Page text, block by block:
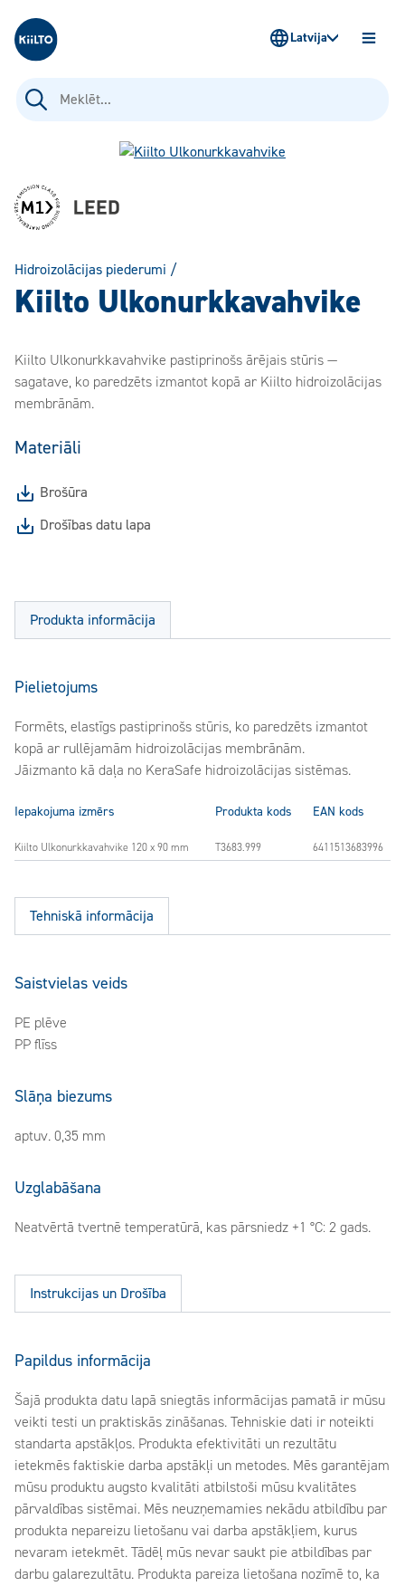
Kiilto Latvija
Meklēt:
Latvija
Hidroizolācijas piederumi /
Kiilto Ulkonurkkavahvike
Kiilto Ulkonurkkavahvike pastiprinošs ārējais stūris —
sagatave, ko paredzēts izmantot kopā ar Kiilto hidroizolācijas
membrānām.
Materiāli
Brošūra
Drošības datu lapa
Produkta informācija
Pielietojums
Formēts, elastīgs pastiprinošs stūris, ko paredzēts izmantot
kopā ar rullējamām hidroizolācijas membrānām.
Jāizmanto kā daļa no KeraSafe hidroizolācijas sistēmas.
Iepakojuma izmērs Produkta kods EAN kods
Kiilto Ulkonurkkavahvike 120 x 90 mm T3683.999 6411513683996
Tehniskā informācija
Saistvielas veids
PE plēve
PP flīss
Slāņa biezums
aptuv. 0,35 mm
Uzglabāšana
Neatvērtā tvertnē temperatūrā, kas pārsniedz +1 °C: 2 gads.
Instrukcijas un Drošība
Papildus informācija
Šajā produkta datu lapā sniegtās informācijas pamatā ir mūsu
veikti testi un praktiskās zināšanas. Tehniskie dati ir noteikti
standarta apstākļos. Produkta efektivitāti un rezultātu
ietekmēs faktiskie darba apstākļi un metodes. Mēs garantējam
mūsu produktu augsto kvalitāti atbilstoši mūsu kvalitātes
pārvaldības sistēmai. Mēs neuzņemamies nekādu atbildību par
produkta nepareizu lietošanu vai darba apstākļiem, kurus
nevaram ietekmēt. Tādēļ mūs nevar saukt pie atbildības par
darbu galarezultātu. Produkta pareiza lietošana nozīmē to, ka